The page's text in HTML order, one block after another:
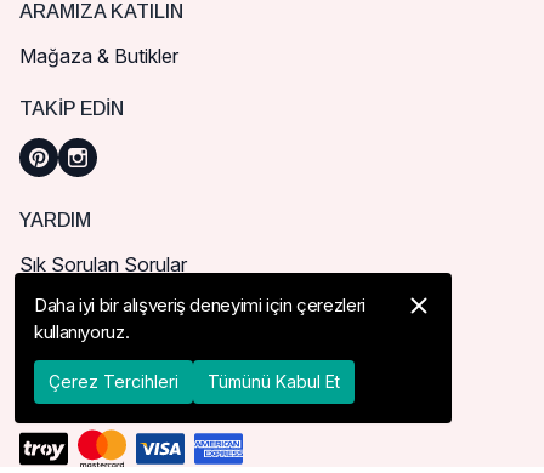
ARAMIZA KATILIN
Mağaza & Butikler
TAKIP EDIN
YARDIM
Sık Sorulan Sorular
Nasıl Sipariş Verebilirim?
Kargo ve Teslimat
İade, İptal ve Değişim
Daha iyi bir alışveriş deneyimi için çerezleri
kullanıyoruz.
Çerez Tercihleri Tümünü Kabul Et